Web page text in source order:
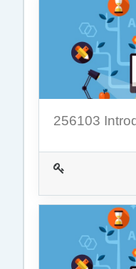
256103